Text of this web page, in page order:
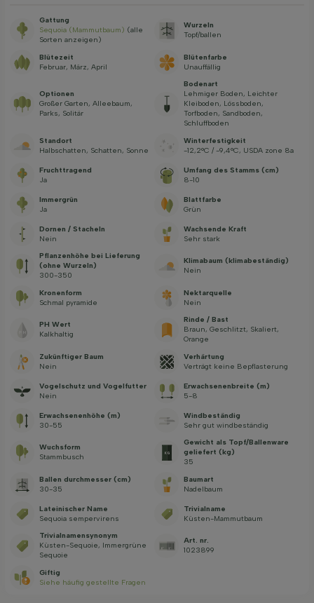
Gattung
Sequoia (Mammutbaum) (alle
Sorten anzeigen)
Wurzeln
Topf/ballen
Blütezeit
Februar, März, April
Blütenfarbe
Unauffällig
Optionen
Großer Garten, Alleebaum,
Parks, Solitär
Bodenart
Lehmiger Boden, Leichter
Kleiboden, Lössboden,
Torfboden, Sandboden,
Schluffboden
Standort
Halbschatten, Schatten, Sonne
Winterfestigkeit
-12,2°C / -9,4°C, USDA zone 8a
Fruchttragend
Ja
Umfang des Stamms (cm)
8-10
Immergrün
Ja
Blattfarbe
Grün
Dornen / Stacheln
Nein
Wachsende Kraft
Sehr stark
Pflanzenhöhe bei Lieferung
(ohne Wurzeln)
300-350
Klimabaum (klimabeständig)
Nein
Kronenform
Schmal pyramide
Nektarquelle
Nein
PH Wert
Kalkhaltig
Rinde / Bast
Braun, Geschlitzt, Skaliert,
Orange
Zukünftiger Baum
Nein
Verhärtung
Verträgt keine Bepflasterung
Vogelschutz und Vogelfutter
Nein
Erwachsenenbreite (m)
5-8
Erwachsenenhöhe (m)
30-55
Windbeständig
Sehr gut windbeständig
Wuchsform
Stammbusch
Gewicht als Topf/Ballenware
geliefert (kg)
35
Ballen durchmesser (cm)
30-35
Baumart
Nadelbaum
Lateinischer Name
Sequoia sempervirens
Trivialname
Küsten-Mammutbaum
Trivialnamensynonym
Küsten-Sequoie, Immergrüne
Sequoie
Art. nr.
1023899
Giftig
Siehe häufig gestellte Fragen